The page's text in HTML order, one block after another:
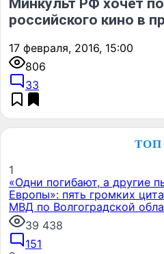
Минкульт РФ хочет
российского кино в
17 февраля, 2016, 15:00
806
33
ТОП
1
«Одни погибают, а другие
Европы»: пять громких
МВД по Волгоградской
39 438
151